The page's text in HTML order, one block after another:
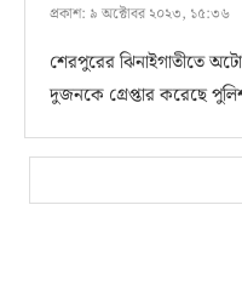
প্রকাশ: ৯ অক্টোবর ২০২৩, ১৫:৩৬
শেরপুরের ঝিনাইগাতীতে
দুজনকে গ্রেপ্তার করেছে